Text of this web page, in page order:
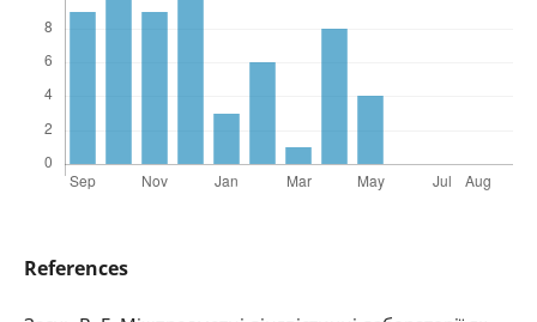
References